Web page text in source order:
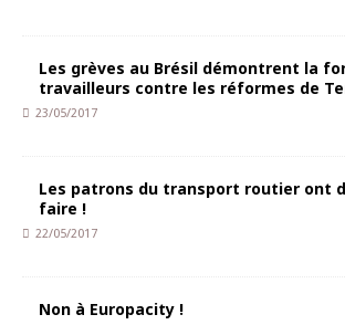
Les grèves au Brésil démontrent la
travailleurs contre les réformes de
23/05/2017
Les patrons du transport routier ont
faire !
22/05/2017
Non à Europacity !